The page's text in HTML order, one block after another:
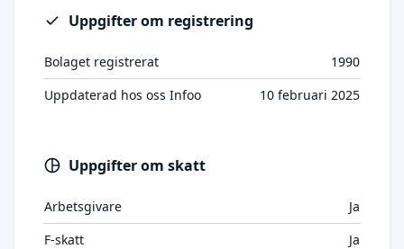
Uppgifter om registrering
Bolaget registrerat
1990
Uppdaterad hos oss Infoo
10 februari 2025
Uppgifter om skatt
Arbetsgivare
Ja
F-skatt
Ja